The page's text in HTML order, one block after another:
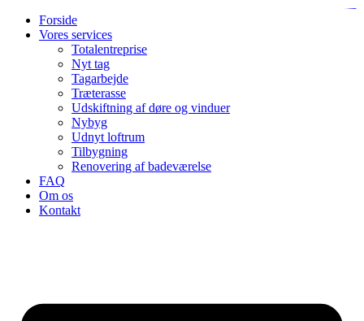
VidereForside
Vores services
Totalentreprise
Nyt tag
Tagarbejde
Træterasse
Udskiftning af døre og vinduer
Nybyg
Udnyt loftrum
Tilbygning
Renovering af badeværelse
FAQ
Om os
Kontakt